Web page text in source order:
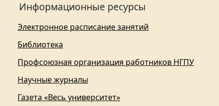
Информационные ресурсы
Электронное расписание занятий
Библиотека
Профсоюзная организация работников НГПУ
Научные журналы
Газета «Весь университет»